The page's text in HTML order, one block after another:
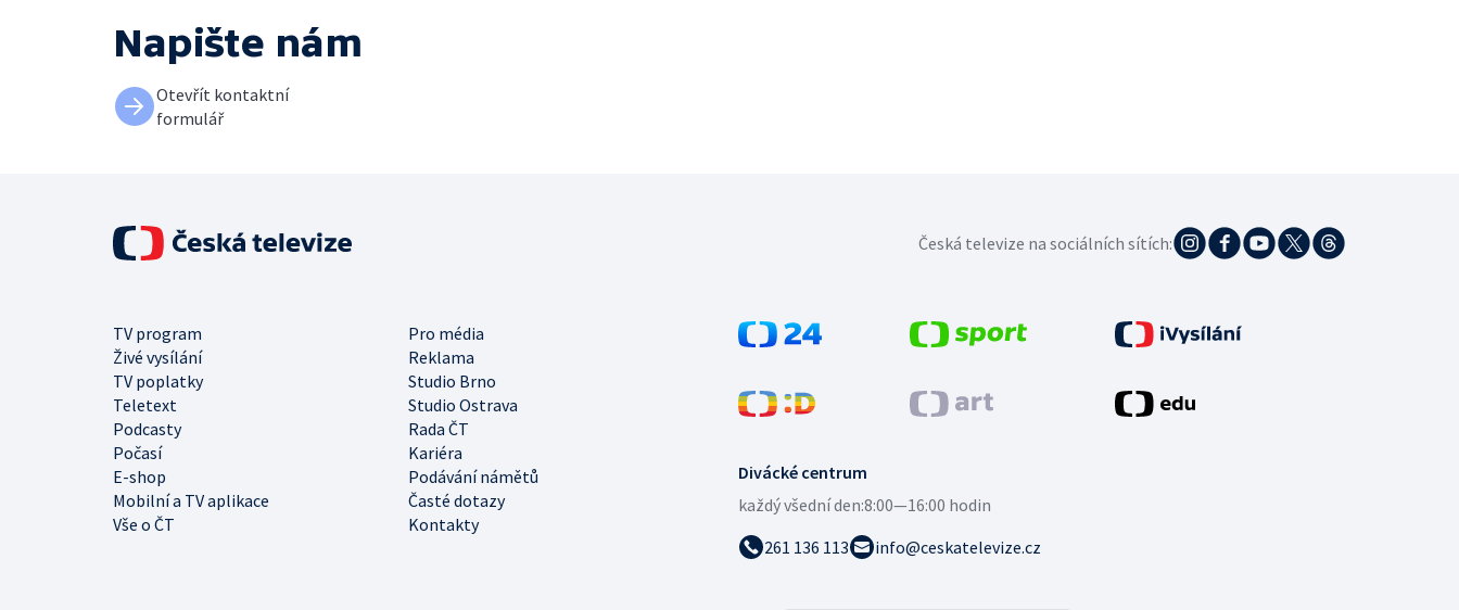
Napište nám
Otevřít kontaktní
formulář
Divácké centrum
každý všední den:8:00—16:00 hodin
261 136 113
info@ceskatelevize.cz
TV program
Pro média
Živé vysílání
Reklama
TV poplatky
Studio Brno
Teletext
Studio Ostrava
Podcasty
Rada ČT
Počasí
Kariéra
E-shop
Podávání námětů
Mobilní a TV aplikace
Časté dotazy
Vše o ČT
Kontakty
Česká televize na sociálních sítích: